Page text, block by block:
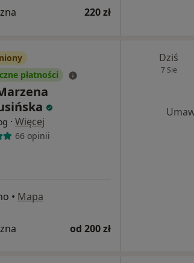
220 zł
płatności
· Więcej
66 opinii
• Mapa
od 200 zł
Dziś
7 Sie